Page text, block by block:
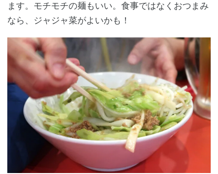
ます。モチモチの麺もいい。食事ではなくおつまみ
なら、ジャジャ菜がよいかも！